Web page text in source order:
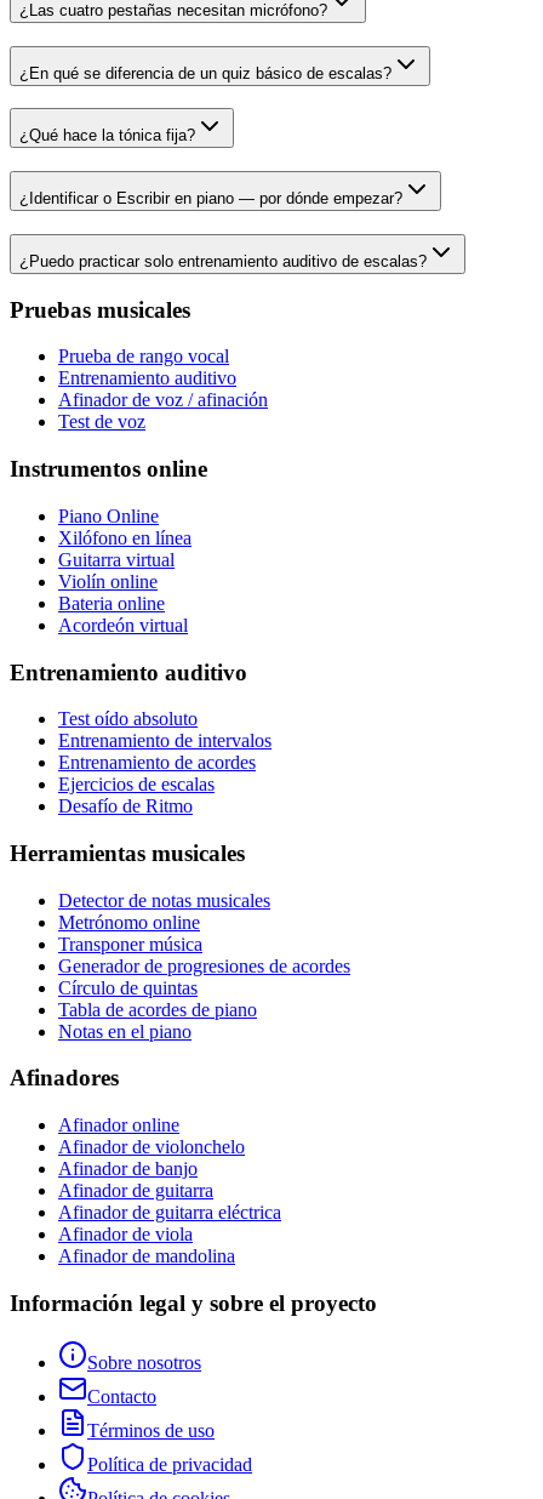
¿Las cuatro pestañas necesitan micrófono?
¿En qué se diferencia de un quiz básico de escalas?
¿Qué hace la tónica fija?
¿Identificar o Escribir en piano — por dónde empezar?
¿Puedo practicar solo entrenamiento auditivo de escalas?
Pruebas musicales
Prueba de rango vocal
Entrenamiento auditivo
Afinador de voz / afinación
Test de voz
Instrumentos online
Piano Online
Xilófono en línea
Guitarra virtual
Violín online
Bateria online
Acordeón virtual
Entrenamiento auditivo
Test oído absoluto
Entrenamiento de intervalos
Entrenamiento de acordes
Ejercicios de escalas
Desafío de Ritmo
Herramientas musicales
Detector de notas musicales
Metrónomo online
Transponer música
Generador de progresiones de acordes
Círculo de quintas
Tabla de acordes de piano
Notas en el piano
Afinadores
Afinador online
Afinador de violonchelo
Afinador de banjo
Afinador de guitarra
Afinador de guitarra eléctrica
Afinador de viola
Afinador de mandolina
Información legal y sobre el proyecto
Sobre nosotros
Contacto
Términos de uso
Política de privacidad